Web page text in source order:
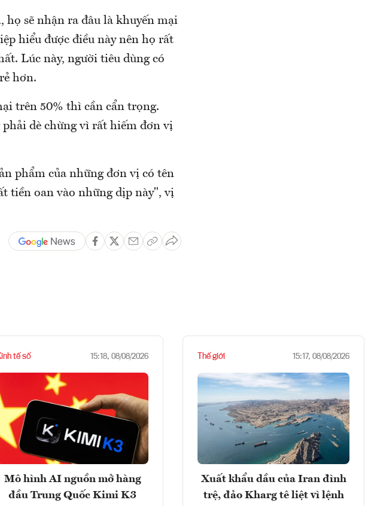
sẽ nhận ra đâu là khuyến mại
hiểu được điều này nên họ rất
Lúc này, người tiêu dùng có
hơn.
trên 50% thì cần cẩn trọng.
dè chừng vì rất hiếm đơn vị
phẩm của những đơn vị có tên
tiền oan vào những dịp này", vị
tế số 15:18, 08/08/2026
Mô hình AI nguồn mở hàng
đầu Trung Quốc Kimi K3
Thế giới 15:17, 08/08/2026
Xuất khẩu dầu của Iran đình
trệ, đảo Kharg tê liệt vì lệnh